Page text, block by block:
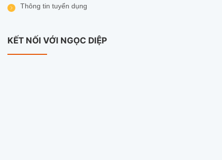
Thông tin tuyển dụng
KẾT NỐI VỚI NGỌC DIỆP